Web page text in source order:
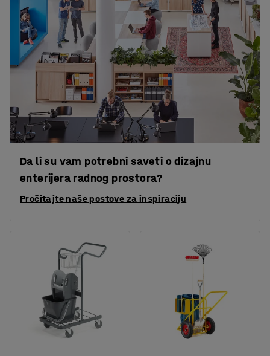
Da li su vam potrebni saveti o dizajnu
enterijera radnog prostora?
Pročitajte naše postove za inspiraciju